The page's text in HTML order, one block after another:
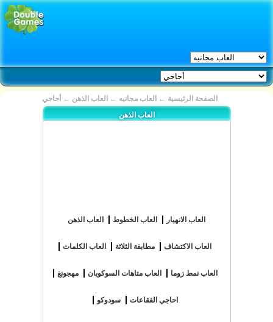
الصفحة الرئيسية ← العاب مجانيه ← العاب الذهن ← أحاجي
العاب الذهن
العاب الذهن العاب الخطوط العاب الانهيار
العاب الكلمات مطابقة الثلاثة العاب الاكتشاف
مهجونغ العاب متاهات السوكوبان العاب نمط زوما
سودوكو احاجي الفقاعات